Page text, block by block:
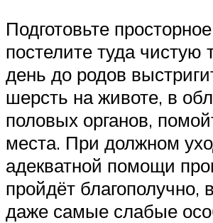
Подготовьте
постелите туда чистую
день до родов
шерсть на животе, в
половых органов,
места. При должном
адекватной помощи
пройдёт благополучно,
даже самые слабые